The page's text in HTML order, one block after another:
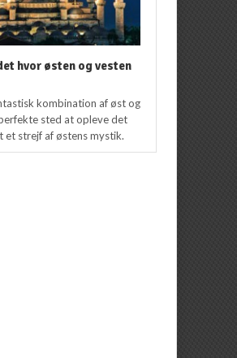
hvor østen og vesten
kombination af øst og
sted at opleve det
et strejf af østens mystik.